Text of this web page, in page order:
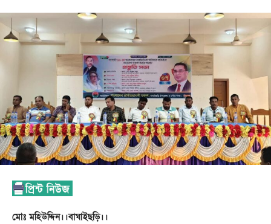
মোঃ মহিউদ্দিন।।বাঘাইছড়ি।।